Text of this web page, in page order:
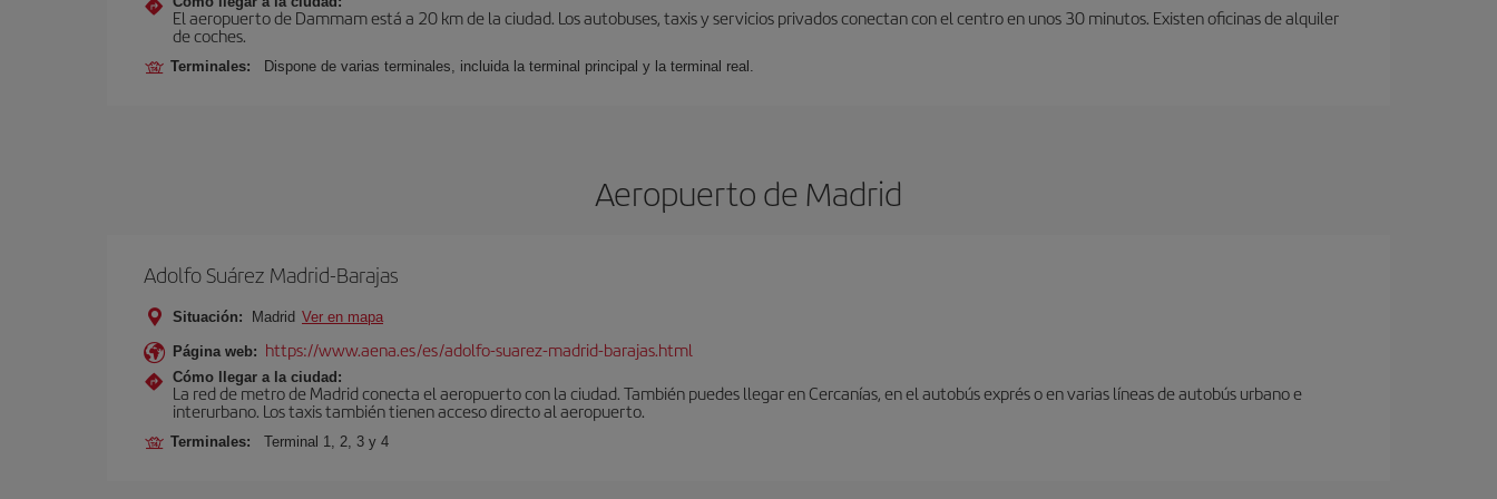
El aeropuerto de Dammam está a 20 km de la ciudad. Los autobuses, taxis y servicios privados conectan con el centro en unos 30 minutos. Existen oficinas de alquiler
de coches.
Terminales: Dispone de varias terminales, incluida la terminal principal y la terminal real.
Aeropuerto de Madrid
Adolfo Suárez Madrid-Barajas
Situación: Madrid Ver en mapa
Página web: https://www.aena.es/es/adolfo-suarez-madrid-barajas.html
Cómo llegar a la ciudad:
La red de metro de Madrid conecta el aeropuerto con la ciudad. También puedes llegar en Cercanías, en el autobús exprés o en varias líneas de autobús urbano e
interurbano. Los taxis también tienen acceso directo al aeropuerto.
Terminales: Terminal 1, 2, 3 y 4